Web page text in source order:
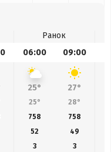
Ранок
06:00 09:00
25° 27°
25° 28°
758 758
52 49
3
3